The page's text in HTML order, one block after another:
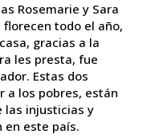
Rosemarie y Sara
todo el año,
gracias a la
les presta, fue
Estas dos
a los pobres, están
las injusticias y
en este país.